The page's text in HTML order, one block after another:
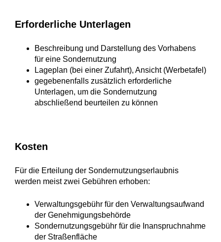
Erforderliche Unterlagen
Beschreibung und Darstellung des Vorhabens
für eine Sondernutzung
Lageplan (bei einer Zufahrt), Ansicht (Werbetafel)
gegebenenfalls zusätzlich erforderliche
Unterlagen, um die Sondernutzung
abschließend beurteilen zu können
Kosten
Für die Erteilung der Sondernutzungserlaubnis
werden meist zwei Gebühren erhoben:
Verwaltungsgebühr für den Verwaltungsaufwand
der Genehmigungsbehörde
Sondernutzungsgebühr für die Inanspruchnahme
der Straßenfläche